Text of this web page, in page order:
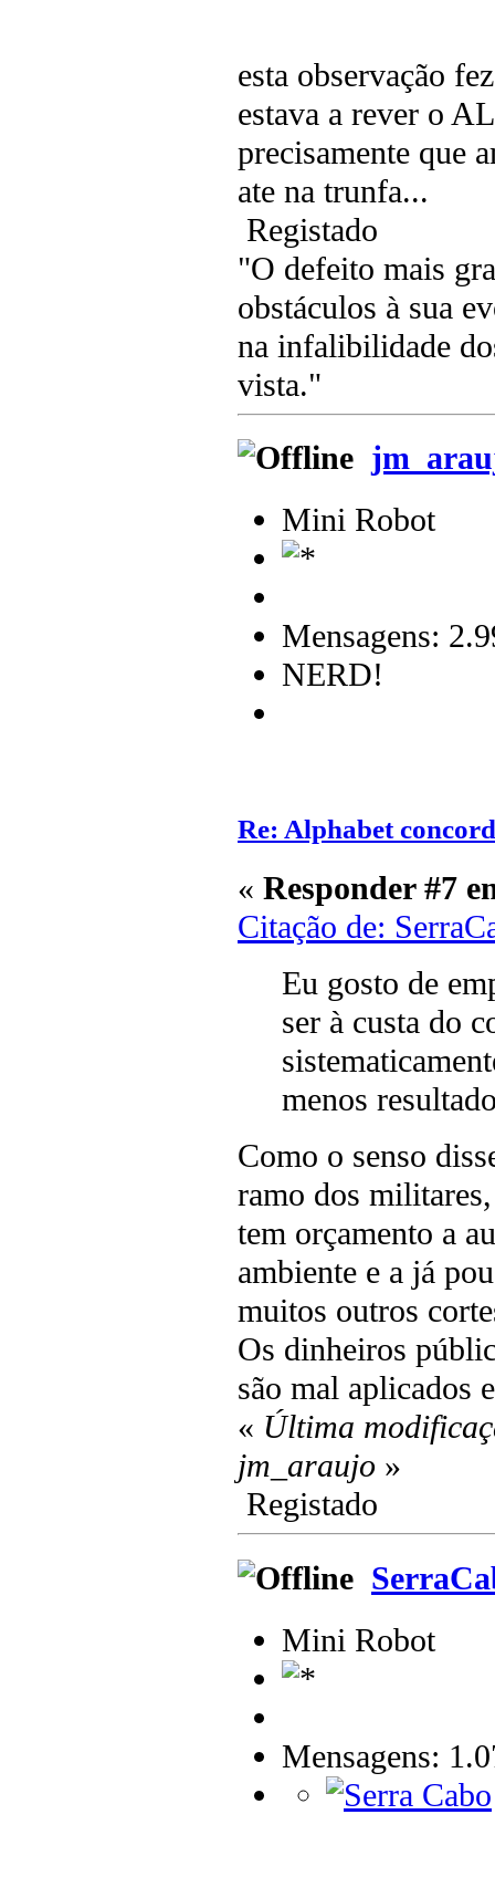
esta observação
estava a rever o
precisamente que
ate na trunfa...
Registado
"O defeito mais
obstáculos à sua
na infalibilidade
vista."
Mini Robot
Mensagens:
NERD!
Re: Alphabet
« Responder #7
Citação de:
Eu gosto de
ser à custa do
menos
Como o senso
ramo dos
tem orçamento a
ambiente e a já
muitos outros
Os dinheiros
são mal aplicados
« Última
jm_araujo »
Registado
Mini Robot
Mensagens: